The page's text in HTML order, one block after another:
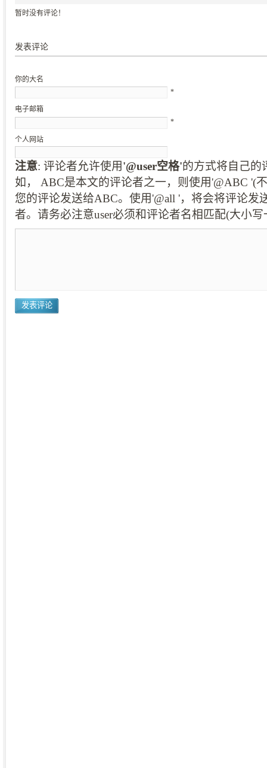
暂时没有评论！
发表评论
你的大名
*
电子邮箱
*
个人网站
注意: 评论者允许使用'@user空格'的方式将自己的
如， ABC是本文的评论者之一，则使用'@ABC '(
您的评论发送给ABC。使用'@all '，将会将评论发
者。请务必注意user必须和评论者名相匹配(大小写